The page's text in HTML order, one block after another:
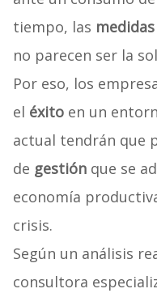
tiempo, las medidas
no parecen ser la
Por eso, los
el éxito en un
actual tendrán que
de gestión que se
economía
crisis.
Según un análisis
consultora